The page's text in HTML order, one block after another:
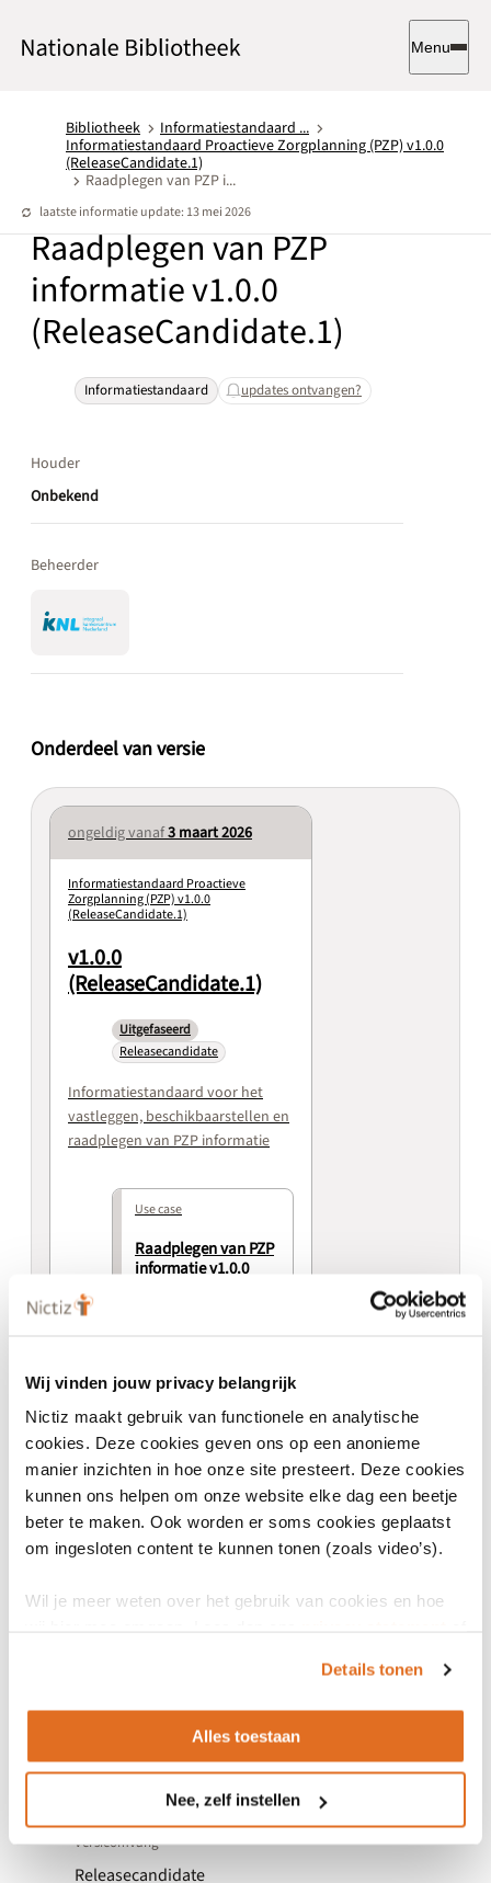
Wij vinden jouw privacy belangrijk
Nictiz maakt gebruik van functionele en analytische
cookies. Deze cookies geven ons op een anonieme
manier inzichten in hoe onze site presteert. Deze cookies
kunnen ons helpen om onze website elke dag een beetje
beter te maken. Ook worden er soms cookies geplaatst
om ingesloten content te kunnen tonen (zoals video’s).
Wil je meer weten over het gebruik van cookies en hoe
Details tonen
Alles toestaan
Nee, zelf instellen
Menu
Bibliotheek
Informatiestandaard ...
Informatiestandaard Proactieve Zorgplanning (PZP) v1.0.0
(ReleaseCandidate.1)
Raadplegen van PZP i...
laatste informatie update: 13 mei 2026
Raadplegen van PZP
informatie v1.0.0
(ReleaseCandidate.1)
Informatiestandaard updates ontvangen?
Houder
Onbekend
Beheerder
Onderdeel van versie
ongeldig vanaf3 maart 2026
Informatiestandaard Proactieve
Zorgplanning (PZP) v1.0.0
(ReleaseCandidate.1)
v1.0.0
(ReleaseCandidate.1)
Uitgefaseerd
Releasecandidate
Informatiestandaard voor het
vastleggen, beschikbaarstellen en
raadplegen van PZP informatie
Use case
Raadplegen van PZP
informatie v1.0.0
Use case
Vastleggen van PZP
informatie v1.0.0
(ReleaseCandidate.1
)
Versienummer
v1.0.0 (ReleaseCandidate.1)
Versieomvang
Releasecandidate